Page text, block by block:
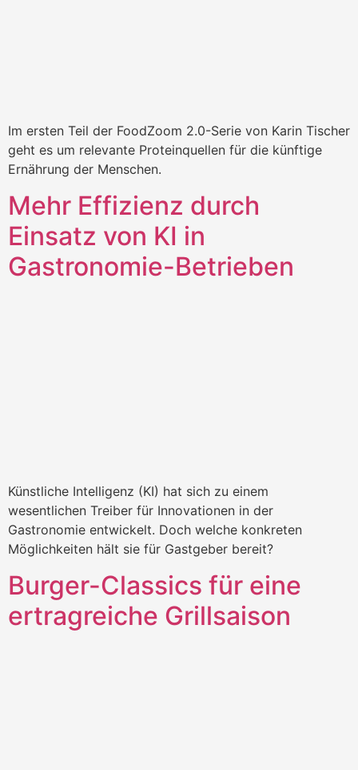
Im ersten Teil der FoodZoom 2.0-Serie von Karin Tischer
geht es um relevante Proteinquellen für die künftige
Ernährung der Menschen.
Mehr Effizienz durch
Einsatz von KI in
Gastronomie-Betrieben
Künstliche Intelligenz (KI) hat sich zu einem
wesentlichen Treiber für Innovationen in der
Gastronomie entwickelt. Doch welche konkreten
Möglichkeiten hält sie für Gastgeber bereit?
Burger-Classics für eine
ertragreiche Grillsaison